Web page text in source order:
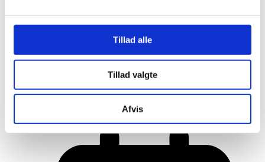
Tillad alle
Tillad valgte
Afvis
Her er alle vinderne fra årets Danish
Rainbow Awards